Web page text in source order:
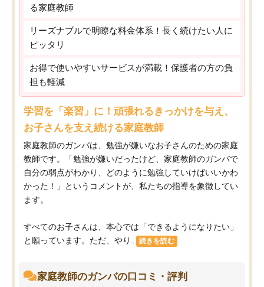
る家庭教師
リーズナブルで明瞭な料金体系！長く続けたい人に
ピッタリ
お得で使いやすいサービスが満載！保護者の方の負
担も軽減
学習を「楽習」に！頑張れるきっかけを与え、
お子さんを支え続ける家庭教師
家庭教師のガンバは、勉強が嫌いなお子さんのための家庭
教師です。「勉強が嫌いだったけど、家庭教師のガンバで
自分の弱点がわかり、どのように勉強していけばいいかわ
かった！」というコメントが、私たちの指導を象徴してい
ます。
すべてのお子さんは、本心では「できるようになりたい」
と願っています。ただ、やり...
続きを読む
家庭教師のガンバの口コミ・評判